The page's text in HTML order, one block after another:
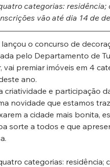
categorias:
vão até dia 14 de
o concurso de
pelo Departamento de
vai premiar imóveis em 4
ano.
criatividade e participação
novidade que estamos
a cidade mais bonita,
sorte a todos e que
categorias: residência;